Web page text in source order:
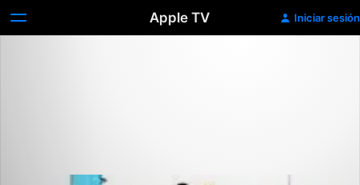
Apple TV Iniciar sesión